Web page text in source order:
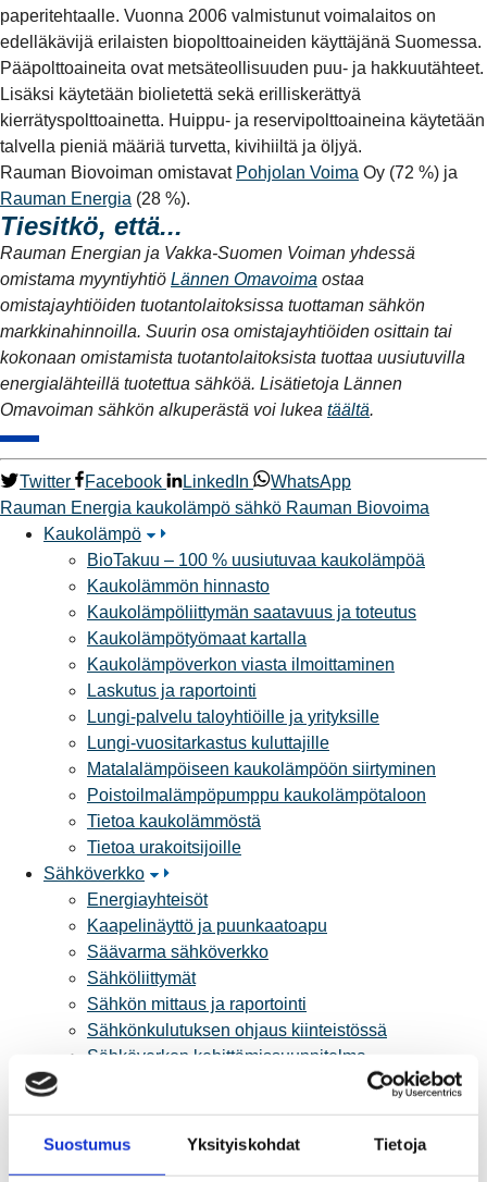
Suostumus Yksityiskohdat Tietoja
paperitehtaalle. Vuonna 2006 valmistunut voimalaitos on
edelläkävijä erilaisten biopolttoaineiden käyttäjänä Suomessa.
Pääpolttoaineita ovat metsäteollisuuden puu- ja hakkuutähteet.
Lisäksi käytetään biolietettä sekä erilliskerättyä
kierrätyspolttoainetta. Huippu- ja reservipolttoaineina käytetään
talvella pieniä määriä turvetta, kivihiiltä ja öljyä.
Rauman Biovoiman omistavat Pohjolan Voima Oy (72 %) ja
Rauman Energia (28 %).
Tiesitkö, että...
Rauman Energian ja Vakka-Suomen Voiman yhdessä
omistama myyntiyhtiö Lännen Omavoima ostaa
omistajayhtiöiden tuotantolaitoksissa tuottaman sähkön
markkinahinnoilla. Suurin osa omistajayhtiöiden osittain tai
kokonaan omistamista tuotantolaitoksista tuottaa uusiutuvilla
energialähteillä tuotettua sähköä. Lisätietoja Lännen
Omavoiman sähkön alkuperästä voi lukea täältä.
Twitter Facebook LinkedIn
WhatsApp
Rauman Energia kaukolämpö sähkö Rauman Biovoima
Kaukolämpö
BioTakuu – 100 % uusiutuvaa kaukolämpöä
Kaukolämmön hinnasto
Kaukolämpöliittymän saatavuus ja toteutus
Kaukolämpötyömaat kartalla
Kaukolämpöverkon viasta ilmoittaminen
Laskutus ja raportointi
Lungi-palvelu taloyhtiöille ja yrityksille
Lungi-vuositarkastus kuluttajille
Matalalämpöiseen kaukolämpöön siirtyminen
Poistoilmalämpöpumppu kaukolämpötaloon
Tietoa kaukolämmöstä
Tietoa urakoitsijoille
Sähköverkko
Energiayhteisöt
Kaapelinäyttö ja puunkaatoapu
Säävarma sähköverkko
Sähköliittymät
Sähkön mittaus ja raportointi
Sähkönkulutuksen ohjaus kiinteistössä
Sähköverkon kehittämissuunnitelma
Verkkopalvelutuotteet ja hinnastot